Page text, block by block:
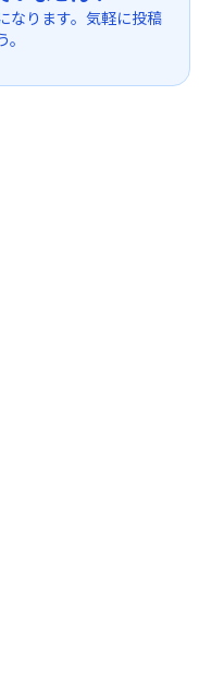
なります。気軽に投稿